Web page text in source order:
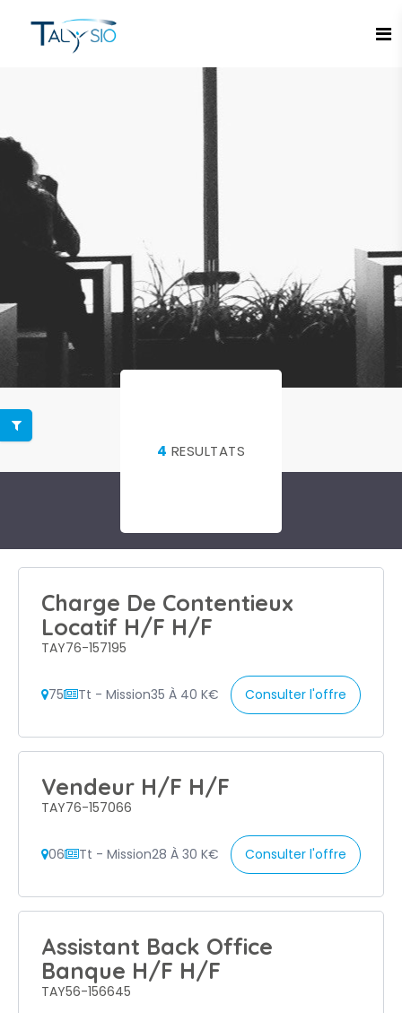
Espace candidat - Connexion
S'inscrire ici
Se souvenir de moi
Mot de passe oublié ?
Connexion
4 RESULTATS
Charge De Contentieux
Locatif H/F H/F
TAY76-157195
75 Tt - Mission35 À 40 K€ Consulter l'offre
Vendeur H/F H/F
TAY76-157066
06 Tt - Mission28 À 30 K€ Consulter l'offre
Assistant Back Office
Banque H/F H/F
TAY56-156645